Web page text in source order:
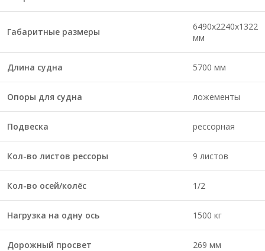
Габаритные размеры
6490х2240х1322
мм
Длина судна 5700 мм
Опоры для судна ложементы
Подвеска рессорная
Кол-во листов рессоры 9 листов
Кол-во осей/колёс 1/2
Нагрузка на одну ось 1500 кг
Дорожный просвет 269 мм